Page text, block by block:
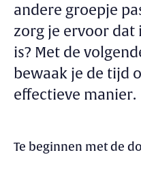
andere groepje
zorg je ervoor
is? Met de
bewaak je de tijd
effectieve manier.
Te beginnen met de